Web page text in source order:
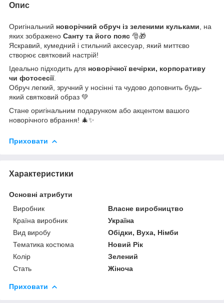
Опис
Оригінальний новорічний обруч із зеленими кульками , на
яких зображено Санту та його пояс 🎅🎁
Яскравий, кумедний і стильний аксесуар, який миттєво
створює святковий настрій!
Ідеально підходить для новорічної вечірки, корпоративу
чи фотосесії.
Обруч легкий, зручний у носінні та чудово доповнить будь-
який святковий образ 💚
Стане оригінальним подарунком або акцентом вашого
новорічного вбрання! 🎄✨
Приховати
Характеристики
Основні атрибути
Виробник
Власне виробництво
Країна виробник
Україна
Вид виробу
Обідки, Вуха, Німби
Тематика костюма
Новий Рік
Колір
Зелений
Стать
Жіноча
Приховати